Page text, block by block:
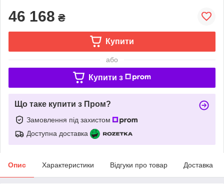
46 168 ₴
Купити
або
Купити з
Що таке купити з Пром?
Замовлення під захистом
Доступна доставка
Опис Характеристики Відгуки про товар Доставка